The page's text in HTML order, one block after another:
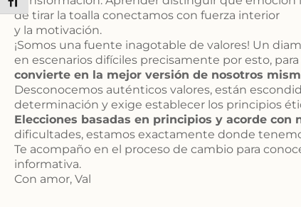
Alternar tamaño de letra
de tirar la toalla conectamos con fuerza interior
y la motivación.
¡Somos una fuente inagotable de valores! Un
en escenarios difíciles precisamente por esto,
convierte en la mejor versión de nosotros
Desconocemos auténticos valores, están
determinación y exige establecer los principios
Elecciones basadas en principios y acorde
dificultades, estamos exactamente donde
Te acompaño en el proceso de cambio para
informativa.
Con amor, Val